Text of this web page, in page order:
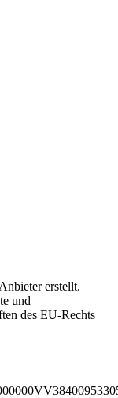
erstellt.
und
des EU-Rechts